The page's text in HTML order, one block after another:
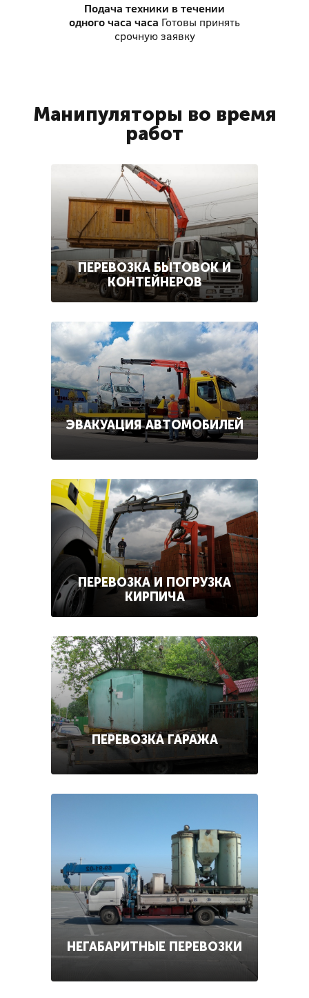
Подача техники в течении
одного часа часа Готовы принять
срочную заявку
Манипуляторы во время
работ
ПЕРЕВОЗКА БЫТОВОК И
КОНТЕЙНЕРОВ
ЭВАКУАЦИЯ АВТОМОБИЛЕЙ
ПЕРЕВОЗКА И ПОГРУЗКА
КИРПИЧА
ПЕРЕВОЗКА ГАРАЖА
НЕГАБАРИТНЫЕ ПЕРЕВОЗКИ